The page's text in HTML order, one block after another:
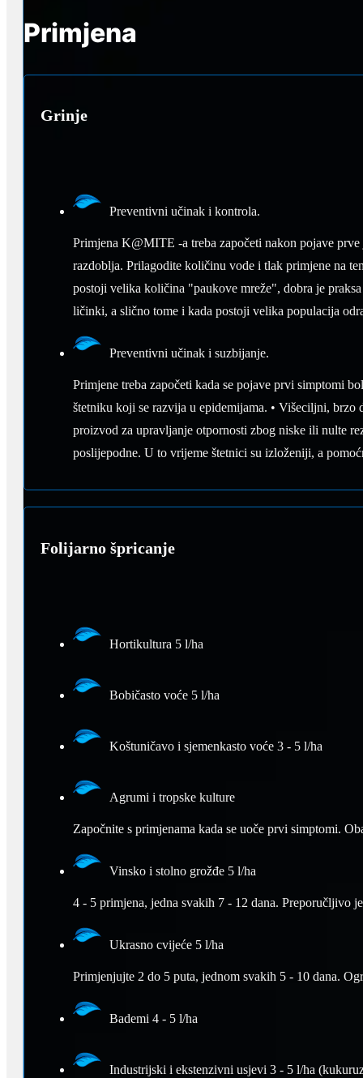
Primjena
Grinje
Preventivni učinak i kontrola.
Primjena K@MITE -a treba započeti nakon pojave
razdoblja. Prilagodite količinu vode i tlak primjene na
postoji velika količina "paukove mreže", dobra je
ličinki, a slično tome i kada postoji velika populacija
Preventivni učinak i suzbijanje.
Primjene treba započeti kada se pojave prvi simptomi
štetniku koji se razvija u epidemijama. • Višeciljni,
proizvod za upravljanje otpornosti zbog niske ili nulte
poslijepodne. U to vrijeme štetnici su izloženiji, a
Folijarno špricanje
Hortikultura 5 l/ha
Bobičasto voće 5 l/ha
Koštuničavo i sjemenkasto voće 3 - 5 l/ha
Agrumi i tropske kulture
Započnite s primjenama kada se uoče prvi simptomi.
Vinsko i stolno grožđe 5 l/ha
4 - 5 primjena, jedna svakih 7 - 12 dana. Preporučljivo
Ukrasno cvijeće 5 l/ha
Primjenjujte 2 do 5 puta, jednom svakih 5 - 10 dana.
Bademi 4 - 5 l/ha
Industrijski i ekstenzivni usjevi 3 - 5 l/ha